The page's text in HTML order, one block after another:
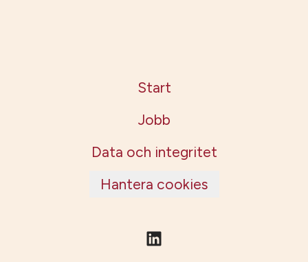
Start
Jobb
Data och integritet
Hantera cookies